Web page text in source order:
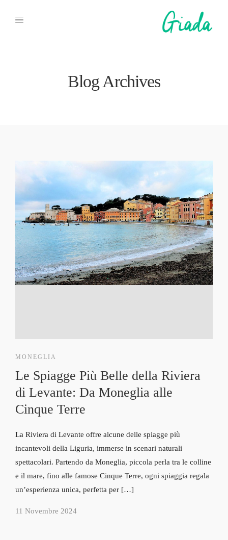
Blog Archives
MONEGLIA
Le Spiagge Più Belle della Riviera
di Levante: Da Moneglia alle
Cinque Terre
La Riviera di Levante offre alcune delle spiagge più
incantevoli della Liguria, immerse in scenari naturali
spettacolari. Partendo da Moneglia, piccola perla tra le colline
e il mare, fino alle famose Cinque Terre, ogni spiaggia regala
un’esperienza unica, perfetta per […]
11 Novembre 2024